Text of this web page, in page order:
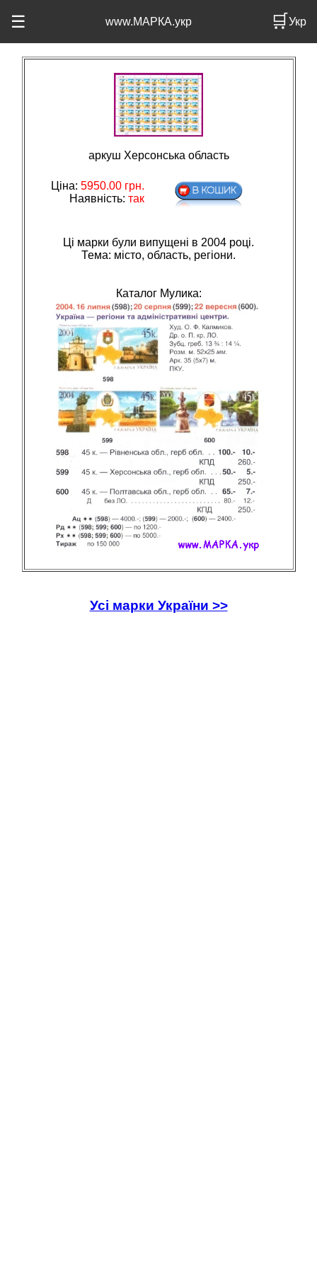
☰ www.МАРКА.укр 🛒Укр
аркуш Херсонська область
Ціна: 5950.00грн.
Наявність: так
Ці марки були випущені в 2004 році.
Тема: мiсто, область, регiони.
Каталог Мулика:
Усі марки України >>